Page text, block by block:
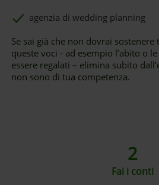
agenzia di wedding planning
Se sai già che non dovrai
queste voci - ad esempio l’abito o
essere regalati – elimina subito
non sono di tua competenza.
2
Fai i conti